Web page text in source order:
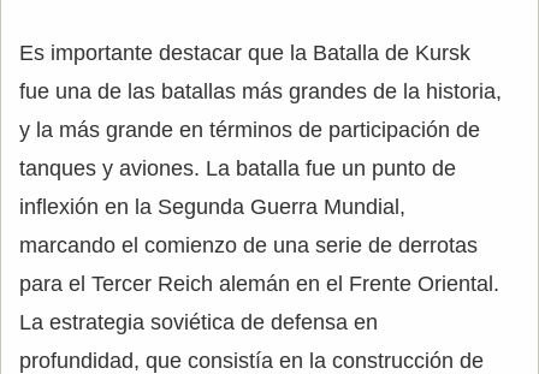
Es importante destacar que la Batalla de Kursk
fue una de las batallas más grandes de la historia,
y la más grande en términos de participación de
tanques y aviones. La batalla fue un punto de
inflexión en la Segunda Guerra Mundial,
marcando el comienzo de una serie de derrotas
para el Tercer Reich alemán en el Frente Oriental.
La estrategia soviética de defensa en
profundidad, que consistía en la construcción de